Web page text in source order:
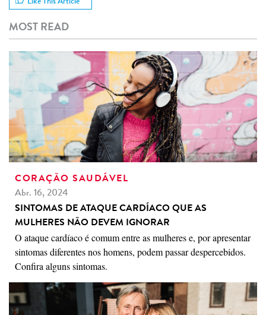
MOST READ
CORAÇÃO SAUDÁVEL
Abr. 16, 2024
SINTOMAS DE ATAQUE CARDÍACO QUE AS
MULHERES NÃO DEVEM IGNORAR
O ataque cardíaco é comum entre as mulheres e, por apresentar
sintomas diferentes nos homens, podem passar despercebidos.
Confira alguns sintomas.